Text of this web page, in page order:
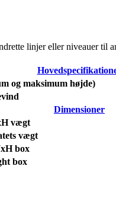
linjer eller niveauer til
og maksimum højde)
Dimensioner
vægt
vægt
box
box